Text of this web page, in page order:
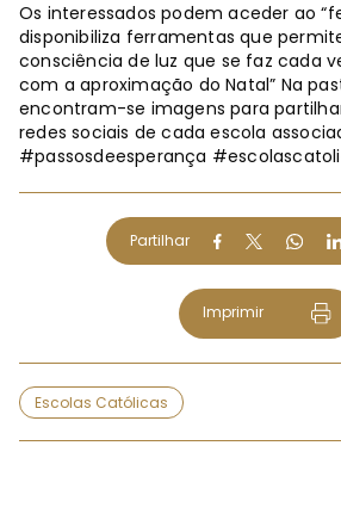
Os interessados podem aceder ao
disponibiliza ferramentas que
consciência de luz que se faz cada
com a aproximação do Natal” Na
encontram-se imagens para
redes sociais de cada escola
#passosdeesperança
Partilhar
Imprimir
Escolas Católicas